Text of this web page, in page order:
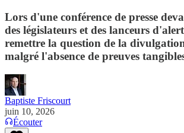
Lors d'une conférence de presse
des législateurs et des lanceurs
remettre la question de la
malgré l'absence de preuves
Baptiste Friscourt
juin 10, 2026
Écouter